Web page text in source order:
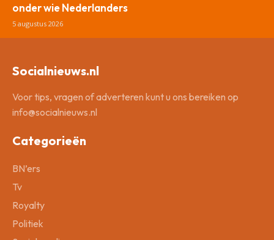
onder wie Nederlanders
5 augustus 2026
Socialnieuws.nl
Voor tips, vragen of adverteren kunt u ons bereiken op
info@socialnieuws.nl
Categorieën
BN’ers
Tv
Royalty
Politiek